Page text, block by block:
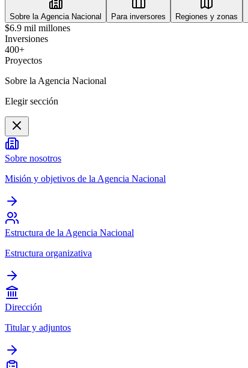
Sobre la Agencia Nacional Para inversores Regiones y zonas
$6.9 mil millones
Inversiones
400+
Proyectos
Sobre la Agencia Nacional
Elegir sección
Sobre nosotros
Misión y objetivos de la Agencia Nacional
Estructura de la Agencia Nacional
Estructura organizativa
Dirección
Titular y adjuntos